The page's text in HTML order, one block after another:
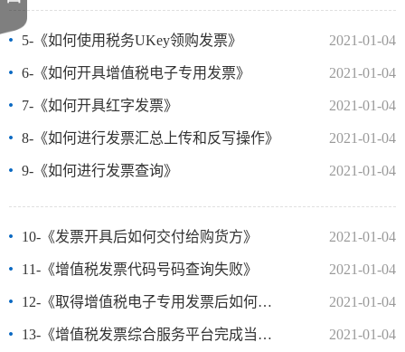
2021-01-04
5-《如何使用税务UKey领购发票》
2021-01-04
6-《如何开具增值税电子专用发票》
2021-01-04
7-《如何开具红字发票》
2021-01-04
8-《如何进行发票汇总上传和反写操作》
2021-01-04
9-《如何进行发票查询》
2021-01-04
10-《发票开具后如何交付给购货方》
2021-01-04
11-《增值税发票代码号码查询失败》
2021-01-04
12-《取得增值税电子专用发票后如何进行勾选确认》
2021-01-04
13-《增值税发票综合服务平台完成当期申报抵扣》